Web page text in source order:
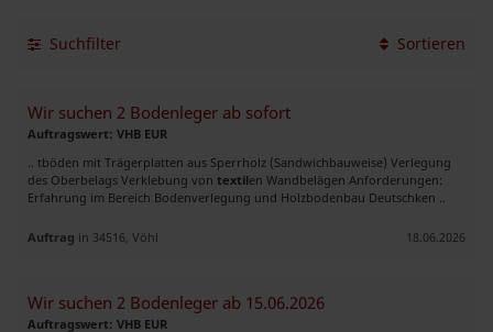
Suchfilter Sortieren
Wir suchen 2 Bodenleger ab sofort
Auftragswert: VHB EUR
.. tböden mit Trägerplatten aus Sperrholz (Sandwichbauweise) Verlegung
des Oberbelags Verklebung von textilen Wandbelägen Anforderungen:
Erfahrung im Bereich Bodenverlegung und Holzbodenbau Deutschken ..
Auftrag in 34516, Vöhl 18.06.2026
Wir suchen 2 Bodenleger ab 15.06.2026
Auftragswert: VHB EUR